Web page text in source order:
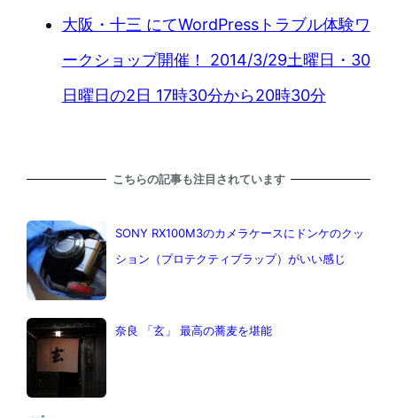
大阪・十三 にてWordPressトラブル体験ワ
ークショップ開催！ 2014/3/29土曜日・30
日曜日の2日 17時30分から20時30分
こちらの記事も注目されています
SONY RX100M3のカメラケースにドンケのクッ
ション（プロテクティブラップ）がいい感じ
奈良 「玄」 最高の蕎麦を堪能